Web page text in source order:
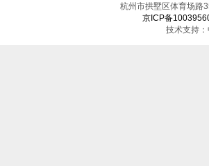
杭州市拱墅区体
京ICP备
技术支持